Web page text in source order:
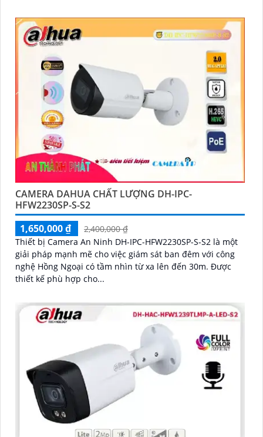
CAMERA DAHUA CHẤT LƯỢNG DH-IPC-
HFW2230SP-S-S2
1,650,000 ₫
2,400,000 ₫
Thiết bị Camera An Ninh DH-IPC-HFW2230SP-S-S2 là một
giải pháp mạnh mẽ cho việc giám sát ban đêm với công
nghệ Hồng Ngoại có tầm nhìn từ xa lên đến 30m. Được
thiết kế phù hợp cho...